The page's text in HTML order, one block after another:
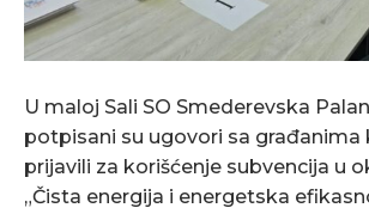
U maloj Sali SO Smederevska
potpisani su ugovori sa građanima
prijavili za korišćenje subvencija u
„Čista energija i energetska